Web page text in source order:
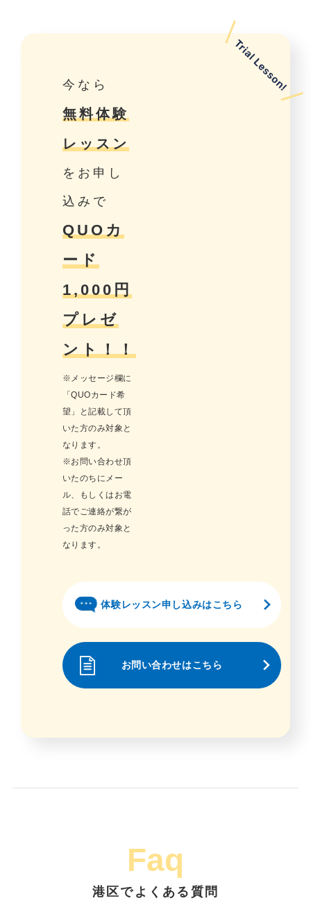
今なら
無料体験
レッスン
をお申し
込みで
QUOカ
ード
1,000円
プレゼ
ント！！
※メッセージ欄に
「QUOカード希
望」と記載して頂
いた方のみ対象と
なります。
※お問い合わせ頂
いたのちにメー
ル、もしくはお電
話でご連絡が繋が
った方のみ対象と
なります。
体験レッスン申し込みはこちら
お問い合わせはこちら
Faq
港区でよくある質問